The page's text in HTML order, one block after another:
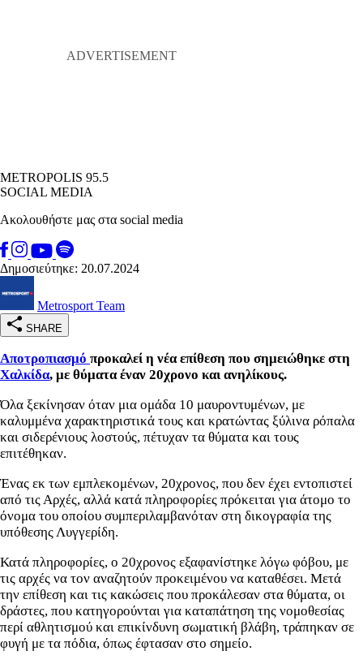
METROPOLIS 95.5
SOCIAL MEDIA
Ακολουθήστε μας στα social media
Δημοσιεύτηκε: 20.07.2024
Metrosport Team
SHARE
Αποτροπιασμό προκαλεί η νέα επίθεση που σημειώθηκε στη
Χαλκίδα, με θύματα έναν 20χρονο και ανηλίκους.
Όλα ξεκίνησαν όταν μια ομάδα 10 μαυροντυμένων, με
καλυμμένα χαρακτηριστικά τους και κρατώντας ξύλινα ρόπαλα
και σιδερένιους λοστούς, πέτυχαν τα θύματα και τους
επιτέθηκαν.
Ένας εκ των εμπλεκομένων, 20χρονος, που δεν έχει εντοπιστεί
από τις Αρχές, αλλά κατά πληροφορίες πρόκειται για άτομο το
όνομα του οποίου συμπεριλαμβανόταν στη δικογραφία της
υπόθεσης Λυγγερίδη.
Κατά πληροφορίες, ο 20χρονος εξαφανίστηκε λόγω φόβου, με
τις αρχές να τον αναζητούν προκειμένου να καταθέσει. Μετά
την επίθεση και τις κακώσεις που προκάλεσαν στα θύματα, οι
δράστες, που κατηγορούνται για καταπάτηση της νομοθεσίας
περί αθλητισμού και επικίνδυνη σωματική βλάβη, τράπηκαν σε
φυγή με τα πόδια, όπως έφτασαν στο σημείο.